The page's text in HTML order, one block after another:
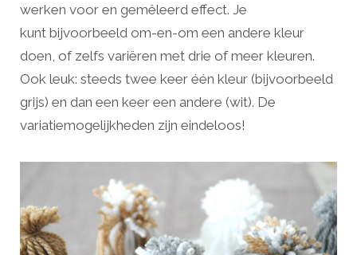
werken voor en gemêleerd effect. Je
kunt bijvoorbeeld om-en-om een andere kleur
doen, of zelfs variëren met drie of meer kleuren.
Ook leuk: steeds twee keer één kleur (bijvoorbeeld
grijs) en dan een keer een andere (wit). De
variatiemogelijkheden zijn eindeloos!